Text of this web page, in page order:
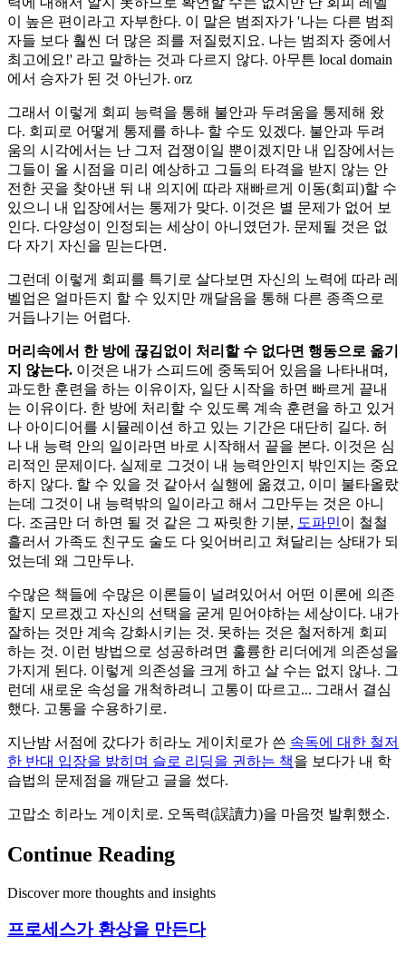
이 높은 편이라고 자부한다. 이 말은 범죄자가 '나는 다른 범죄
자들 보다 훨씬 더 많은 죄를 저질렀지요. 나는 범죄자 중에서
최고에요!' 라고 말하는 것과 다르지 않다. 아무튼 local domain
에서 승자가 된 것 아닌가. orz
그래서 이렇게 회피 능력을 통해 불안과 두려움을 통제해 왔
다. 회피로 어떻게 통제를 하냐- 할 수도 있겠다. 불안과 두려
움의 시각에서는 난 그저 겁쟁이일 뿐이겠지만 내 입장에서는
그들이 올 시점을 미리 예상하고 그들의 타격을 받지 않는 안
전한 곳을 찾아낸 뒤 내 의지에 따라 재빠르게 이동(회피)할 수
있으니 내 입장에서는 통제가 맞다. 이것은 별 문제가 없어 보
인다. 다양성이 인정되는 세상이 아니였던가. 문제될 것은 없
다 자기 자신을 믿는다면.
그런데 이렇게 회피를 특기로 살다보면 자신의 노력에 따라 레
벨업은 얼마든지 할 수 있지만 깨달음을 통해 다른 종족으로
거듭나기는 어렵다.
머리속에서 한 방에 끊김없이 처리할 수 없다면 행동으로 옮기
지 않는다. 이것은 내가 스피드에 중독되어 있음을 나타내며,
과도한 훈련을 하는 이유이자, 일단 시작을 하면 빠르게 끝내
는 이유이다. 한 방에 처리할 수 있도록 계속 훈련을 하고 있거
나 아이디어를 시뮬레이션 하고 있는 기간은 대단히 길다. 허
나 내 능력 안의 일이라면 바로 시작해서 끝을 본다. 이것은 심
리적인 문제이다. 실제로 그것이 내 능력안인지 밖인지는 중요
하지 않다. 할 수 있을 것 같아서 실행에 옮겼고, 이미 불타올랐
는데 그것이 내 능력밖의 일이라고 해서 그만두는 것은 아니
다. 조금만 더 하면 될 것 같은 그 짜릿한 기분, 도파민이 철철
흘러서 가족도 친구도 술도 다 잊어버리고 쳐달리는 상태가 되
었는데 왜 그만두나.
수많은 책들에 수많은 이론들이 널려있어서 어떤 이론에 의존
할지 모르겠고 자신의 선택을 굳게 믿어야하는 세상이다. 내가
잘하는 것만 계속 강화시키는 것. 못하는 것은 철저하게 회피
하는 것. 이런 방법으로 성공하려면 훌륭한 리더에게 의존성을
가지게 된다. 이렇게 의존성을 크게 하고 살 수는 없지 않나. 그
런데 새로운 속성을 개척하려니 고통이 따르고... 그래서 결심
했다. 고통을 수용하기로.
지난밤 서점에 갔다가 히라노 게이치로가 쓴 속독에 대한 철저
한 반대 입장을 밝히며 슬로 리딩을 권하는 책을 보다가 내 학
습법의 문제점을 깨닫고 글을 썼다.
고맙소 히라노 게이치로. 오독력(誤讀力)을 마음껏 발휘했소.
Continue Reading
Discover more thoughts and insights
프로세스가 환상을 만든다